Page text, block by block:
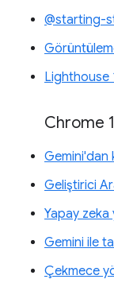
@starting-
Lighthouse
Chrome
Gemini'dan
Geliştirici
Yapay zeka
Gemini ile
Çekmece